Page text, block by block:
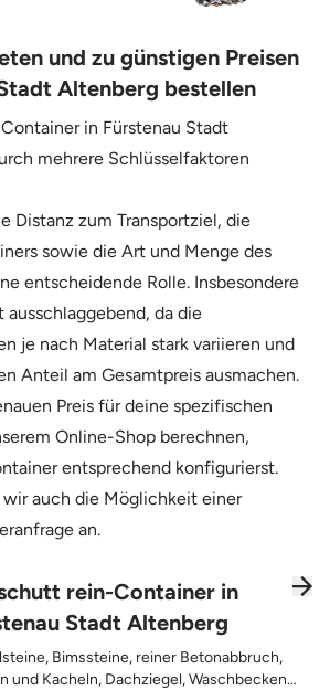
und zu günstigen Preisen
Altenberg bestellen
in Fürstenau Stadt
mehrere Schlüsselfaktoren
Distanz zum Transportziel, die
sowie die Art und Menge des
entscheidende Rolle. Insbesondere
da die
je nach Material stark variieren und
Anteil am Gesamtpreis ausmachen.
Preis für deine spezifischen
Online-Shop berechnen,
entsprechend konfigurierst.
auch die Möglichkeit einer
an.
rein-Container in
Stadt Altenberg
Bimssteine, reiner Betonabbruch,
und Kacheln, Dachziegel, Waschbecken